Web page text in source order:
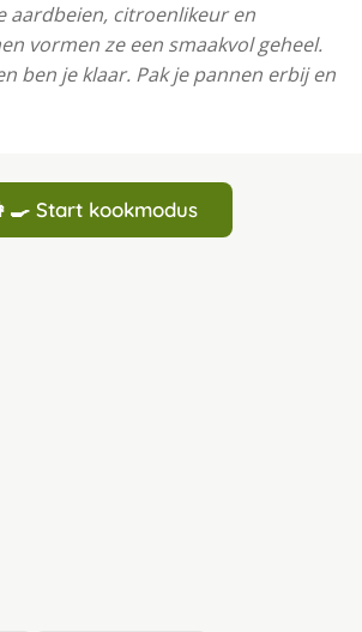
aardbeien, citroenlikeur en
vormen ze een smaakvol geheel.
ben je klaar. Pak je pannen erbij en
Start kookmodus